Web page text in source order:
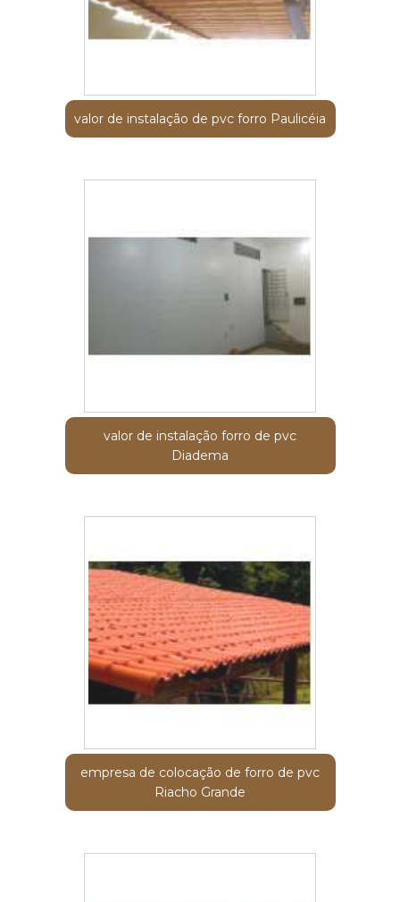
valor de instalação de pvc forro Paulicéia
valor de instalação forro de pvc
Diadema
empresa de colocação de forro de pvc
Riacho Grande